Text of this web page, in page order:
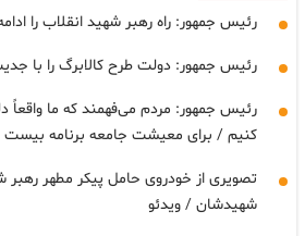
رئیس جمهور: راه رهبر شهید انقلاب را
رئیس جمهور: دولت طرح کالابرگ را با
رئیس جمهور: مردم می‌فهمند که ما
کنیم / برای معیشت جامعه برنامه بیست
تصویری از خودروی حامل پیکر مطهر رهبر
شهیدشان / ویدئو